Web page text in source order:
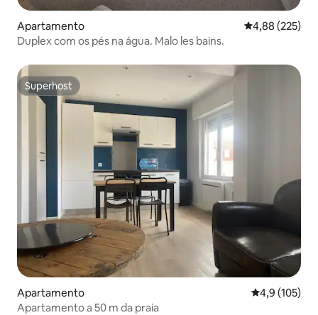
Apartamento Classificação
4,88 (225)
Duplex com os pés na água. Malo les bains.
Superhost
Superhost
Apartamento Classificação
4,9 (105)
Apartamento a 50 m da praia